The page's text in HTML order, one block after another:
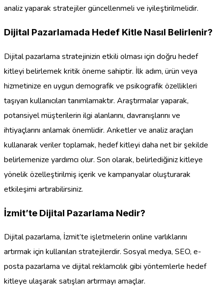
analiz yaparak stratejiler güncellenmeli ve iyileştirilmelidir.
Dijital Pazarlamada Hedef Kitle Nasıl Belirlenir?
Dijital pazarlama stratejinizin etkili olması için doğru hedef
kitleyi belirlemek kritik öneme sahiptir. İlk adım, ürün veya
hizmetinize en uygun demografik ve psikografik özellikleri
taşıyan kullanıcıları tanımlamaktır. Araştırmalar yaparak,
potansiyel müşterilerin ilgi alanlarını, davranışlarını ve
ihtiyaçlarını anlamak önemlidir. Anketler ve analiz araçları
kullanarak veriler toplamak, hedef kitleyi daha net bir şekilde
belirlemenize yardımcı olur. Son olarak, belirlediğiniz kitleye
yönelik özelleştirilmiş içerik ve kampanyalar oluşturarak
etkileşimi artırabilirsiniz.
İzmit’te Dijital Pazarlama Nedir?
Dijital pazarlama, İzmit’te işletmelerin online varlıklarını
artırmak için kullanılan stratejilerdir. Sosyal medya, SEO, e-
posta pazarlama ve dijital reklamcılık gibi yöntemlerle hedef
kitleye ulaşarak satışları artırmayı amaçlar.